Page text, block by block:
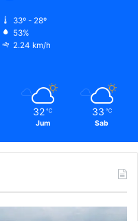
33º - 28º
53%
2.24 km/h
32 ℃
Jum
33 ℃
Sab